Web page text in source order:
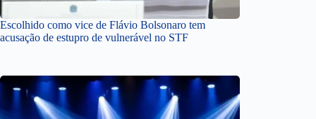
Escolhido como vice de Flávio Bolsonaro tem
acusação de estupro de vulnerável no STF